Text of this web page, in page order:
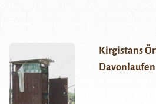
Kirgistans
Davonlaufen